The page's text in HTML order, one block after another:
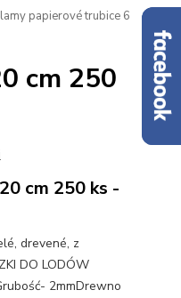
papierové trubice 6
cm 250
cm 250 ks -
drevené, z
DO LODÓW
2mmDrewno